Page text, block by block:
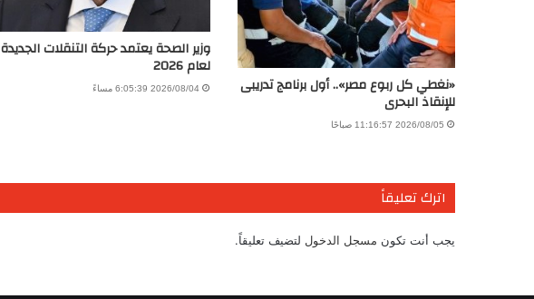
«نغطي كل ربوع مصر».. أول برنامج تدريبى
للإنقاذ البحرى
2026/08/05 11:16:57 صباحًا
وزير الصحة يعتمد حركة التنقلات الجديدة
لعام 2026
2026/08/04 6:05:39 مساءً
اترك تعليقاً
يجب أنت تكون مسجل الدخول لتضيف تعليقاً.